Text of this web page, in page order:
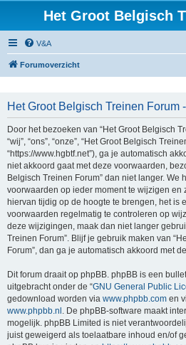
Het Groot Belgisch
V&A
Forumoverzicht
Het Groot Belgisch Treinen Forum
Door het bezoeken van “Het Groot Belgisch
“wij”, “ons”, “onze”, “Het Groot Belgisch
“https://www.hgbtf.net”), ga je automatisch
niet akkoord gaat met deze voorwaarden,
Belgisch Treinen Forum” dan niet langer. We
voorwaarden op ieder moment te wijzigen en
hiervan tijdig op de hoogte te brengen, het is
voorwaarden regelmatig te controleren op
deze wijzigingen, maak dan niet langer
Treinen Forum”. Blijf je gebruik maken van
Forum”, dan ga je automatisch akkoord met
Dit forum draait op phpBB. phpBB is een
uitgebracht onder de “GNU General Public
gedownload worden via www.phpbb.com en
www.phpbb.nl . De phpBB-software maakt
mogelijk. phpBB Limited is niet
juist geweigerd als toelaatbare inhoud en/of